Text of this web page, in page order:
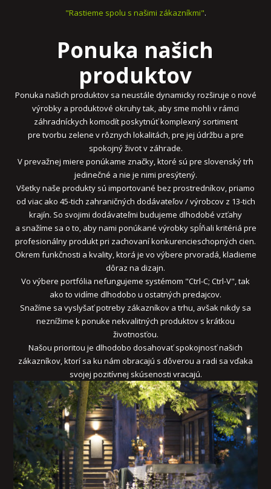
"Rastieme spolu s našimi zákazníkmi".
Ponuka našich
produktov
Ponuka našich produktovsa neustále dynamicky rozširuje o nové
výrobky a produktové okruhy tak, aby sme mohli v rámci
záhradníckych komodít poskytnúť komplexný sortiment
pre tvorbu zelene v rôznych lokalitách, pre jej údržbu a pre
spokojný život v záhrade.
V prevažnej miere ponúkame značky, ktoré sú pre slovenský trh
jedinečné a nie je nimi presýtený.
Všetky naše produkty sú importované bez prostredníkov, priamo
od viac ako 45-tich zahraničných dodávateľov / výrobcov z 13-tich
krajín. So svojimi dodávateľmi budujeme dlhodobé vzťahy
a snažíme sa o to, aby nami ponúkané výrobky spĺňali kritériá pre
profesionálny produkt pri zachovaní konkurencieschopných cien.
Okrem funkčnosti a kvality, ktorá je vo výbere prvoradá, kladieme
dôraz na dizajn.
Vo výbere portfólia nefungujeme systémom "Ctrl-C; Ctrl-V", tak
ako to vidíme dlhodobo u ostatných predajcov.
Snažíme sa vyslyšať potreby zákazníkov a trhu, avšak nikdy sa
neznížime k ponuke nekvalitných produktov s krátkou
životnosťou.
Našou prioritou je dlhodobo dosahovať spokojnosť našich
zákazníkov, ktorí sa ku nám obracajú s dôverou a radi sa vďaka
svojej pozitívnej skúsenosti vracajú.